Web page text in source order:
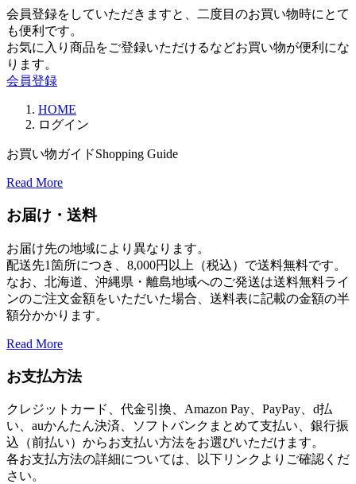
会員登録をしていただきますと、二度目のお買い物時にとて
も便利です。
お気に入り商品をご登録いただけるなどお買い物が便利にな
ります。
会員登録
HOME
ログイン
お買い物ガイドShopping Guide
Read More
お届け・送料
お届け先の地域により異なります。
配送先1箇所につき、8,000円以上（税込）で送料無料です。
なお、北海道、沖縄県・離島地域へのご発送は送料無料ライ
ンのご注文金額をいただいた場合、送料表に記載の金額の半
額分かかります。
Read More
お支払方法
クレジットカード、代金引換、Amazon Pay、PayPay、d払
い、auかんたん決済、ソフトバンクまとめて支払い、銀行振
込（前払い）からお支払い方法をお選びいただけます。
各お支払方法の詳細については、以下リンクよりご確認くだ
さい。